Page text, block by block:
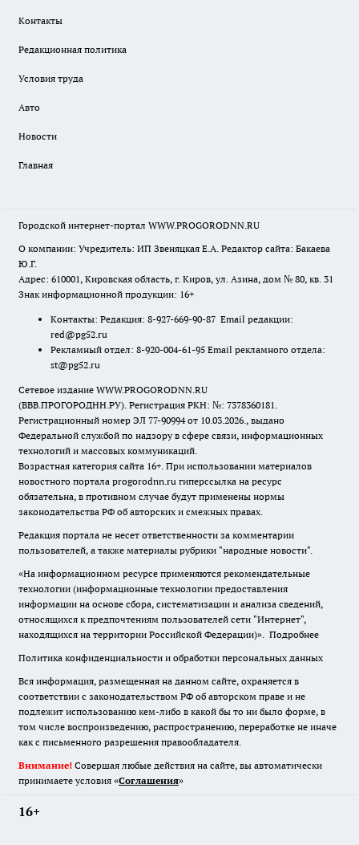
Контакты
Редакционная политика
Условия труда
Авто
Новости
Главная
Городской интернет-портал WWW.PROGORODNN.RU
О компании: Учредитель: ИП Звеняцкая Е.А. Редактор сайта: Бакаева
Ю.Г.
Адрес: 610001, Кировская область, г. Киров, ул. Азина, дом № 80, кв. 31
Знак информационной продукции: 16+
Контакты: Редакция: 8-927-669-90-87 Email редакции:
red@pg52.ru
Рекламный отдел: 8-920-004-61-95 Email рекламного отдела:
st@pg52.ru
Сетевое издание WWW.PROGORODNN.RU
(ВВВ.ПРОГОРОДНН.РУ). Регистрация РКН: №: 7378360181.
Регистрационный номер ЭЛ 77-90994 от 10.03.2026., выдано
Федеральной службой по надзору в сфере связи, информационных
технологий и массовых коммуникаций.
Возрастная категория сайта 16+. При использовании материалов
новостного портала progorodnn.ru гиперссылка на ресурс
обязательна, в противном случае будут применены нормы
законодательства РФ об авторских и смежных правах.
Редакция портала не несет ответственности за комментарии
пользователей, а также материалы рубрики "народные новости".
«На информационном ресурсе применяются рекомендательные
технологии (информационные технологии предоставления
информации на основе сбора, систематизации и анализа сведений,
относящихся к предпочтениям пользователей сети "Интернет",
находящихся на территории Российской Федерации)». Подробнее
Политика конфиденциальности и обработки персональных данных
Вся информация, размещенная на данном сайте, охраняется в
соответствии с законодательством РФ об авторском праве и не
подлежит использованию кем-либо в какой бы то ни было форме, в
том числе воспроизведению, распространению, переработке не иначе
как с письменного разрешения правообладателя.
Внимание! Совершая любые действия на сайте, вы автоматически
принимаете условия «Cоглашения»
16+